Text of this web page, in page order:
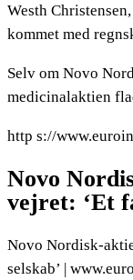
Westh
kommet med
Selv om Novo
medicinalaktien
http s://
Novo
vejret: ‘Et
Novo Nordisk-
selskab’ |